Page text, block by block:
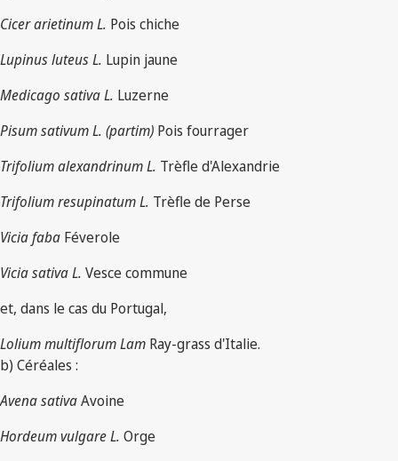
Cicer arietinum L. Pois chiche
Lupinus luteus L. Lupin jaune
Medicago sativa L. Luzerne
Pisum sativum L. (partim) Pois fourrager
Trifolium alexandrinum L. Trèfle d'Alexandrie
Trifolium resupinatum L. Trèfle de Perse
Vicia faba Féverole
Vicia sativa L. Vesce commune
et, dans le cas du Portugal,
Lolium multiflorum Lam Ray-grass d'Italie.
b) Céréales :
Avena sativaAvoine
Hordeum vulgare L. Orge